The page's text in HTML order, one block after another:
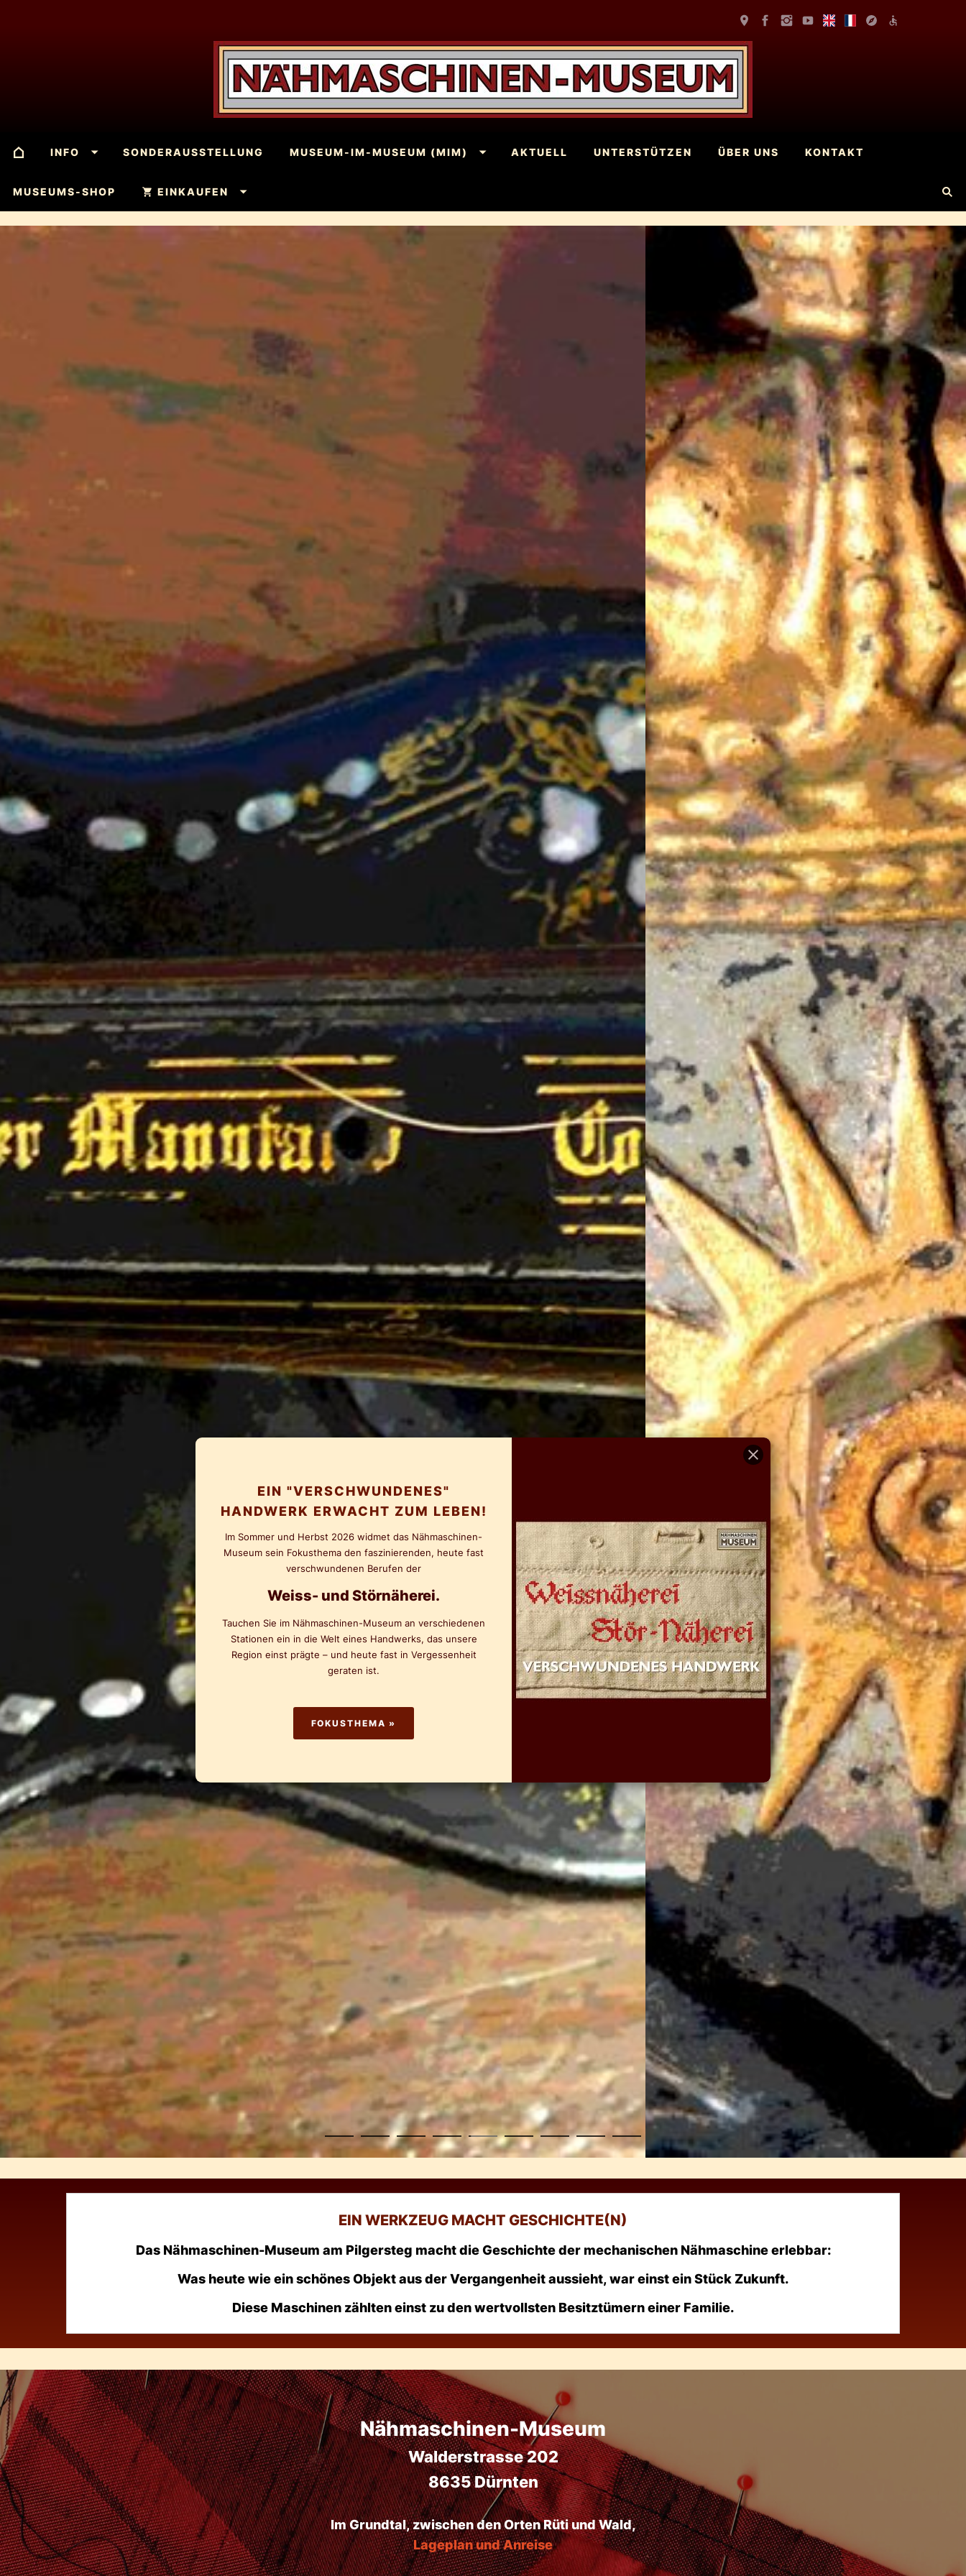
INFO SONDERAUSSTELLUNG MUSEUM-IM-MUSEUM (MIM) AKTUELL UNTERSTÜTZEN ÜBER UNS KONTAKT
MUSEUMS-SHOP EINKAUFEN
EIN WERKZEUG MACHT GESCHICHTE(N)
Das Nähmaschinen-Museum am Pilgersteg macht die Geschichte der mechanischen Nähmaschine erlebbar:
Was heute wie ein schönes Objektaus der Vergangenheitaussieht, war einst ein Stück Zukunft.
Diese Maschinen zählteneinst zu den wertvollsten Besitztümern einer Familie.
Nähmaschinen-Museum
Walderstrasse 202
8635 Dürnten
Im Grundtal, zwischen den Orten Rüti und Wald,
Lageplan und Anreise
EIN "VERSCHWUNDENES"
HANDWERK ERWACHT ZUM LEBEN!
Im Sommer und Herbst 2026 widmet das Nähmaschinen-
Museum sein Fokusthema den faszinierenden, heute fast
verschwundenen Berufen der
Weiss- und Störnäherei.
Tauchen Sie im Nähmaschinen-Museum an verschiedenen
Stationen ein in die Welt eines Handwerks, das unsere
Region einst prägte – und heute fast in Vergessenheit
geraten ist.
FOKUSTHEMA »